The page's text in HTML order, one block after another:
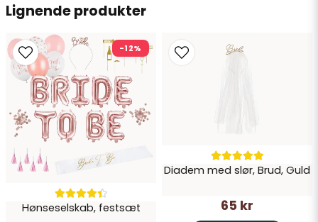
email
E-mailadresse
Ja, du kan offentliggøre mit spørgsmål
Send spørgsmål
Lignende produkter
Hønseselskab, festsæt
-12%
Diadem med slør, Brud, Guld
65 kr